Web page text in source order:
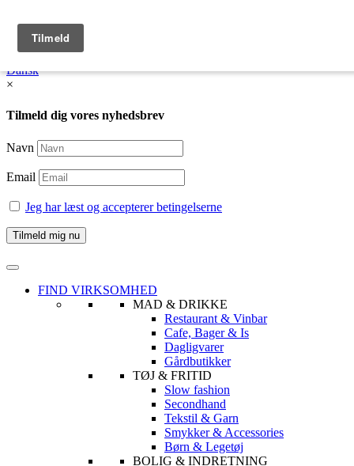
Dansk /
English
Dansk
×
Tilmeld dig vores nyhedsbrev
Navn
Email
Jeg har læst og accepterer betingelserne
FIND VIRKSOMHED
MAD & DRIKKE
Restaurant & Vinbar
Cafe, Bager & Is
Dagligvarer
Gårdbutikker
TØJ & FRITID
Slow fashion
Secondhand
Tekstil & Garn
Smykker & Accessories
Børn & Legetøj
BOLIG & INDRETNING